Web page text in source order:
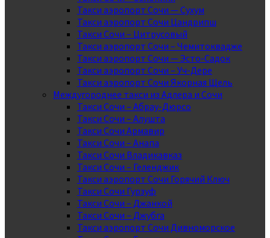
Такси аэропорт Сочи — Сухум
Такси аэропорт Сочи Цандрипш
Такси Сочи – Цитрусовый
Такси аэропорт Сочи – Чемитоквадже
Такси аэропорт Сочи — Эсто-Садок
Такси аэропорт Сочи – Уч-Дере
Такси аэропорт Сочи Якорная Щель
Междугороднее такси из Адлера и Сочи
Такси Сочи – Абрау-Дюрсо
Такси Сочи – Алушта
Такси Сочи Армавир
Такси Сочи – Анапа
Такси Сочи Владикавказ
Такси Сочи – Геленджик
Такси аэропорт Сочи Горячий Ключ
Такси Сочи Гурзуф
Такси Сочи – Джанкой
Такси Сочи – Джубга
Такси аэропорт Сочи Дивноморское